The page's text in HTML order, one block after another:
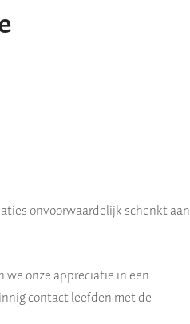
onvoorwaardelijk schenkt aan
onze appreciatie in een
contact leefden met de